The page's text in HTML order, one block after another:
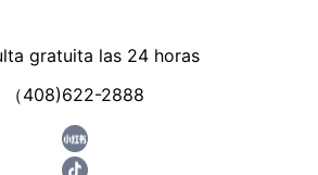
gratuita las 24 horas
（408)622-2888